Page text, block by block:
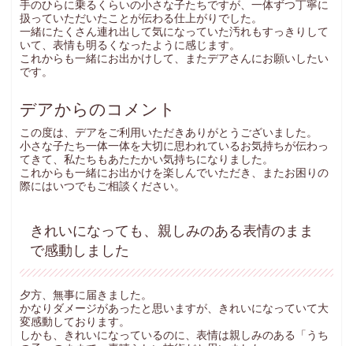
手のひらに乗るくらいの小さな子たちですが、一体ずつ丁寧に
扱っていただいたことが伝わる仕上がりでした。
一緒にたくさん連れ出して気になっていた汚れもすっきりして
いて、表情も明るくなったように感じます。
これからも一緒にお出かけして、またデアさんにお願いしたい
です。
デアからのコメント
この度は、デアをご利用いただきありがとうございました。
小さな子たち一体一体を大切に思われているお気持ちが伝わっ
てきて、私たちもあたたかい気持ちになりました。
これからも一緒にお出かけを楽しんでいただき、またお困りの
際にはいつでもご相談ください。
きれいになっても、親しみのある表情のまま
で感動しました
夕方、無事に届きました。
かなりダメージがあったと思いますが、きれいになっていて大
変感動しております。
しかも、きれいになっているのに、表情は親しみのある「うち